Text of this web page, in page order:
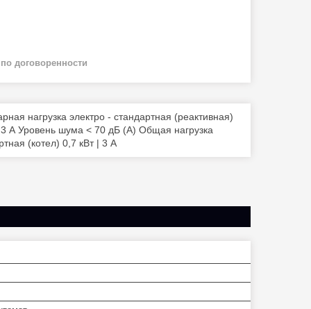
по договоренности
нагрузка электро - стандартная (реактивная)
3 А Уровень шума < 70 дБ (А) Общая нагрузка
(котел) 0,7 кВт | 3 А